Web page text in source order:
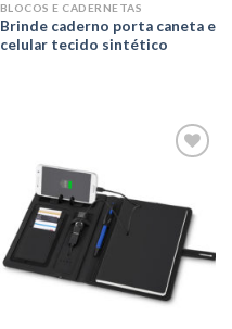
BLOCOS E CADERNETAS
Brinde caderno porta caneta e
celular tecido sintético
desejos